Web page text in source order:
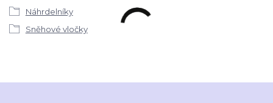
Náhrdelníky
Sněhové vločky